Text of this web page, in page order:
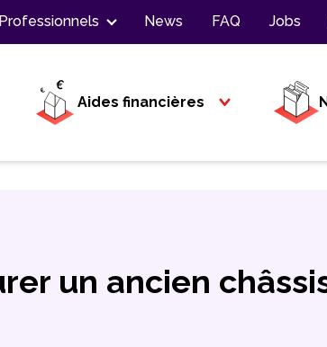
Professionnels News FAQ Jobs
Aides financières
un ancien